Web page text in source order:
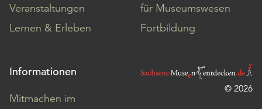
Veranstaltungen
Lernen & Erleben
für Museumswesen
Fortbildung
Informationen
Mitmachen im
© 2026